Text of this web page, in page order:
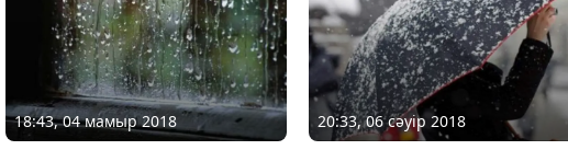
18:43, 04 мамыр 2018 20:33, 06 сәуір 2018